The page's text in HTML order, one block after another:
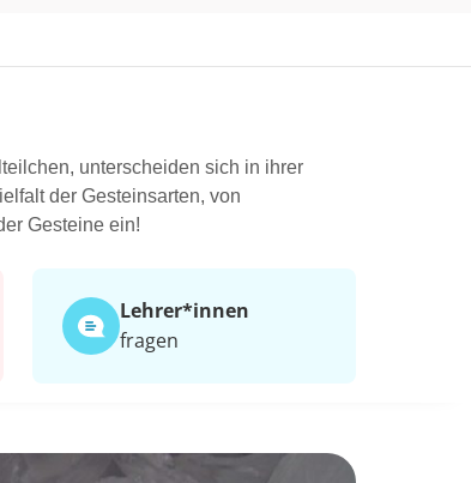
unterscheiden sich in ihrer
der Gesteinsarten, von
Gesteine ein!
Lehrer*​innen
fragen